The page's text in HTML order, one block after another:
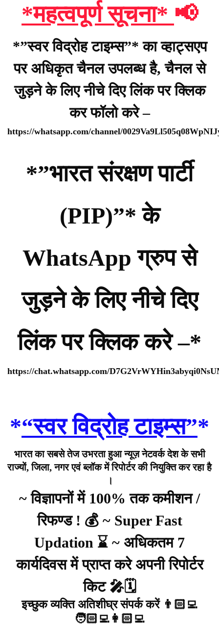
*महत्वपूर्ण सूचना* 📢
*”स्वर विद्रोह टाइम्स”* का व्हाट्सएप
पर अधिकृत चैनल उपलब्ध है, चैनल से
जुड़ने के लिए नीचे दिए लिंक पर क्लिक
कर फॉलो करे –
https://whatsapp.com/channel/
*”भारत संरक्षण पार्टी
(PIP)”* के
WhatsApp ग्रुप से
जुड़ने के लिए नीचे दिए
लिंक पर क्लिक करे –*
https://chat.whatsapp.com/
*“स्वर विद्रोह टाइम्स”*
भारत का सबसे तेज उभरता हुआ न्यूज़ नेटवर्क देश के सभी
राज्यों, जिला, नगर एवं ब्लॉक में रिपोर्टर की नियुक्ति कर रहा है
।
~ विज्ञापनों में 100% तक कमीशन /
रिफण्ड ! 💰 ~ Super Fast
Updation ⌛ ~ अधिकतम 7
कार्यदिवस में प्राप्त करे अपनी रिपोर्टर
किट 🎤🗓️
इच्छुक व्यक्ति अतिशीघ्र संपर्क करें 👨🏻‍💻
🧑🏻‍💻👩🏻‍💻